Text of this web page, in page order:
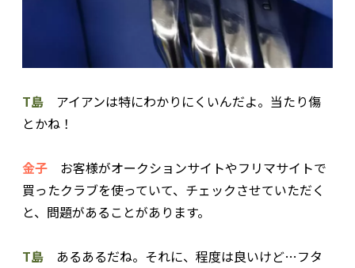
T島 アイアンは特にわかりにくいんだよ。当たり傷
とかね！
金子 お客様がオークションサイトやフリマサイトで
買ったクラブを使っていて、チェックさせていただく
と、問題があることがあります。
T島 あるあるだね。それに、程度は良いけど…フタ